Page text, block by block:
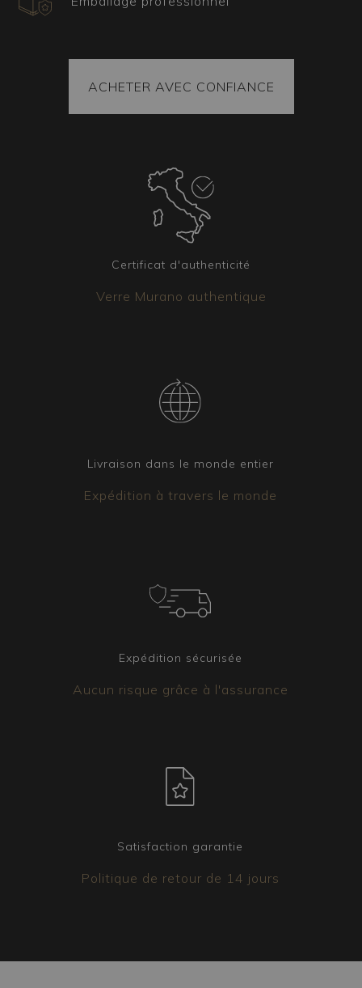
Tous nos articles sont accompagnés d’un
l’intérieur du colis et chaque pièce est emballée
Éléments coordonnés
Il est possible d’avoir d’autres luminaires assortis
au lustre que vous avez choisi. Qu’il s’agisse
d’appliques, de lampes de table ou de
lampadaires, notre équipe est disponible pour
ACHETER AVEC CONFIANCE
Certificat d'authenticité
Verre Murano authentique
Livraison dans le monde entier
Expédition à travers le monde
Expédition sécurisée
Aucun risque grâce à l'assurance
Satisfaction garantie
Politique de retour de 14 jours